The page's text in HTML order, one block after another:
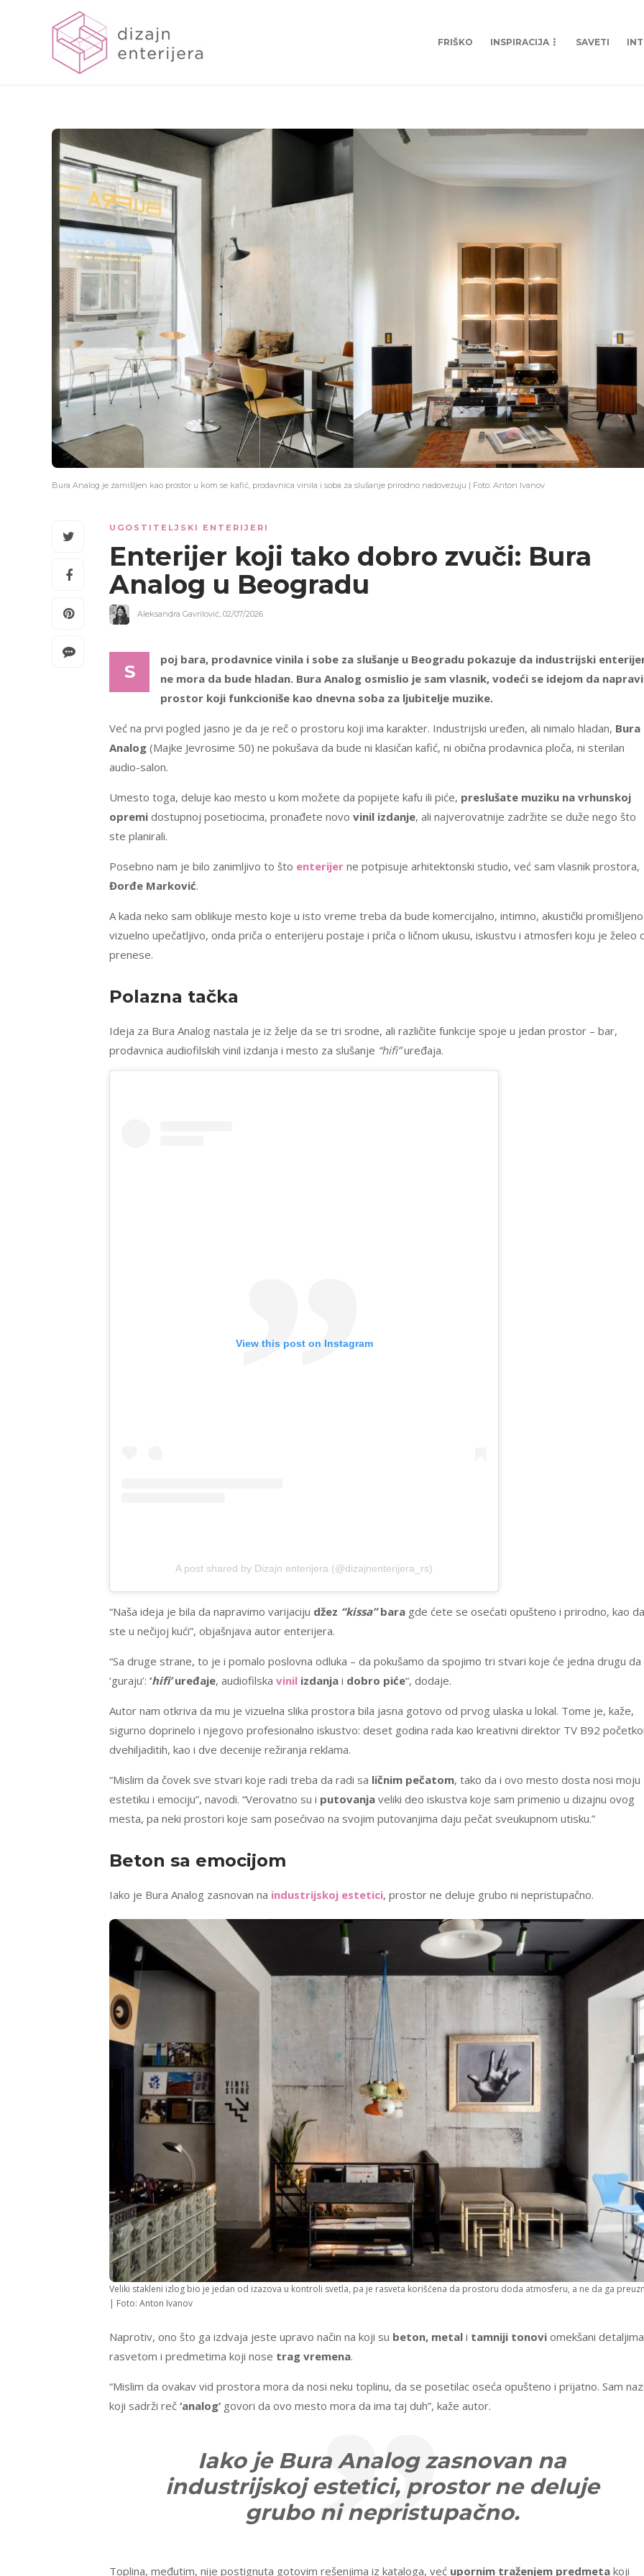
FRIŠKO INSPIRACIJA SAVETI
Bura Analog je zamišljen kao prostor u kom se kafić, prodavnica vinila i soba za slušanje prirodno nadovezuju | Foto: Anton Ivanov
UGOSTITELJSKI ENTERIJERI
Enterijer koji tako dobro zvuči: Bura
Analog u Beogradu
Aleksandra Gavrilović, 02/07/2026
S
poj bara, prodavnice vinila i sobe za slušanje u Beogradu pokazuje da industrijski
ne mora da bude hladan. Bura Analog osmislio je sam vlasnik, vodeći se idejom da napravi
prostor koji funkcioniše kao dnevna soba za ljubitelje muzike.
Već na prvi pogled jasno je da je reč o prostoru koji ima karakter. Industrijski uređen, ali nimalo hladan, Bura
Analog (Majke Jevrosime 50) ne pokušava da bude ni klasičan kafić, ni obična prodavnica ploča, ni sterilan
audio-salon.
Umesto toga, deluje kao mesto u kom možete da popijete kafu ili piće, preslušate muziku na vrhunskoj
opremi dostupnoj posetiocima, pronađete novo vinil izdanje, ali najverovatnije zadržite se duže nego što
ste planirali.
Posebno nam je bilo zanimljivo to što enterijer ne potpisuje arhitektonski studio, već sam vlasnik prostora,
Đorđe Marković.
A kada neko sam oblikuje mesto koje u isto vreme treba da bude komercijalno, intimno, akustički
vizuelno upečatljivo, onda priča o enterijeru postaje i priča o ličnom ukusu, iskustvu i atmosferi koju je želeo
prenese.
Polazna tačka
Ideja za Bura Analog nastala je iz želje da se tri srodne, ali različite funkcije spoje u jedan prostor – bar,
prodavnica audiofilskih vinil izdanja i mesto za slušanje “hifi”uređaja.
View this post on Instagram
A post shared by Dizajn enterijera (@dizajnenterijera_rs)
“Naša ideja je bila da napravimo varijaciju džez “kissa”bara gde ćete se osećati opušteno i prirodno, kao da
ste u nečijoj kući”, objašnjava autor enterijera.
“Sa druge strane, to je i pomalo poslovna odluka – da pokušamo da spojimo tri stvari koje će jedna drugu da
‘guraju’: ‘hifi’uređaje, audiofilska vinil izdanja i dobro piće“, dodaje.
Autor nam otkriva da mu je vizuelna slika prostora bila jasna gotovo od prvog ulaska u lokal. Tome je, kaže,
sigurno doprinelo i njegovo profesionalno iskustvo: deset godina rada kao kreativni direktor TV B92
dvehiljaditih, kao i dve decenije režiranja reklama.
“Mislim da čovek sve stvari koje radi treba da radi sa ličnim pečatom, tako da i ovo mesto dosta nosi moju
estetiku i emociju”, navodi. “Verovatno su i putovanja veliki deo iskustva koje sam primenio u dizajnu ovog
mesta, pa neki prostori koje sam posećivao na svojim putovanjima daju pečat sveukupnom utisku.”
Beton sa emocijom
Iako je Bura Analog zasnovan na industrijskoj estetici, prostor ne deluje grubo ni nepristupačno.
Veliki stakleni izlog bio je jedan od izazova u kontroli svetla, pa je rasveta korišćena da prostoru doda atmosferu, a ne da ga
| Foto: Anton Ivanov
Naprotiv, ono što ga izdvaja jeste upravo način na koji su beton, metal i tamniji tonovi omekšani
rasvetom i predmetima koji nose trag vremena.
“Mislim da ovakav vid prostora mora da nosi neku toplinu, da se posetilac oseća opušteno i prijatno. Sam
koji sadrži reč ‘analog’ govori da ovo mesto mora da ima taj duh”, kaže autor.
Iako je Bura Analog zasnovan na
industrijskoj estetici, prostor ne deluje
grubo ni nepristupačno.
Toplina, međutim, nije postignuta gotovim rešenjima iz kataloga, već upornim traženjem predmeta koji